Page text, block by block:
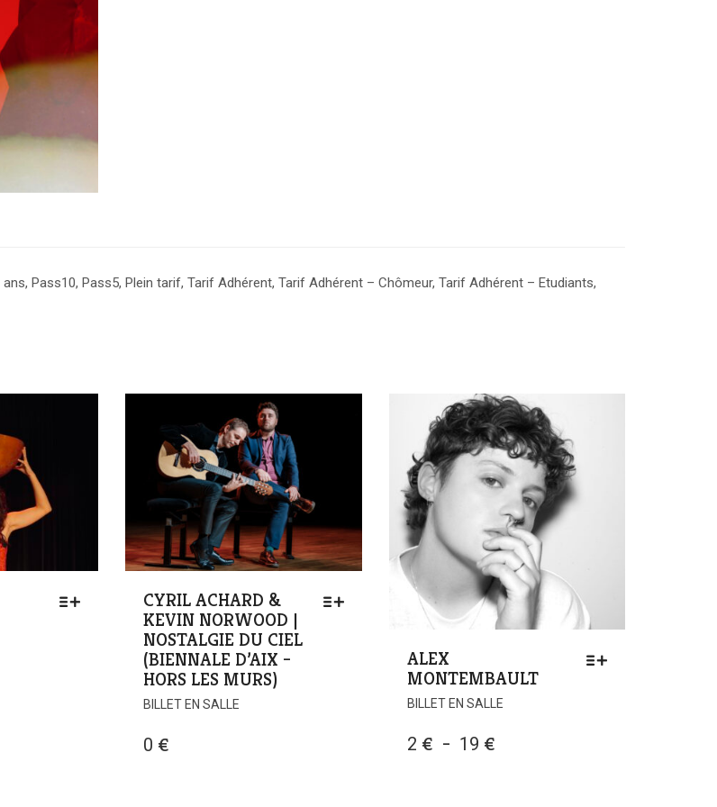
Pass10, Pass5, Plein tarif, Tarif Adhérent, Tarif Adhérent – Chômeur, Tarif Adhérent – Etudiants,
CYRIL ACHARD &
KEVIN NORWOOD |
NOSTALGIE DU CIEL
(BIENNALE D’AIX –
HORS LES MURS)
BILLET EN SALLE
0 €
ALEX
MONTEMBAULT
BILLET EN SALLECE
2 € – 19 €PLAGE